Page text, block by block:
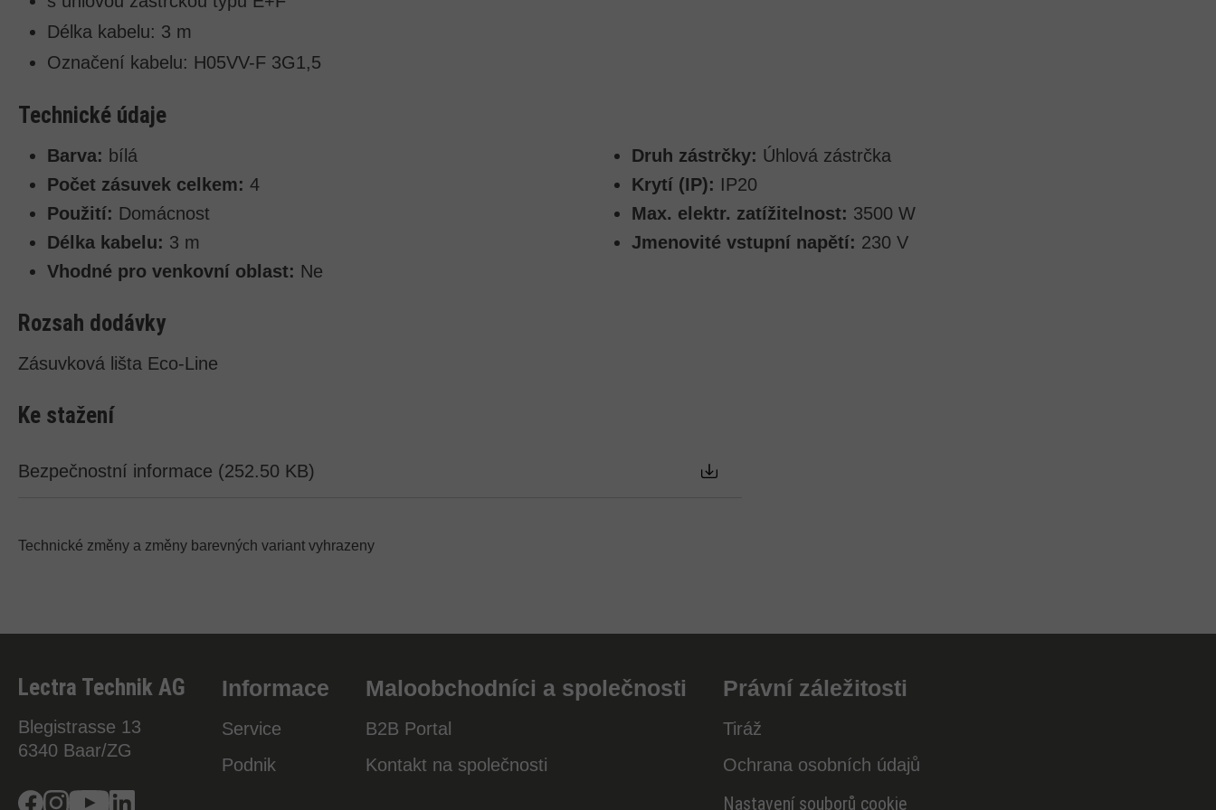
Délka kabelu: 3 m
Označení kabelu: H05VV-F 3G1,5
Technické údaje
Barva: bílá
Počet zásuvek celkem: 4
Použití: Domácnost
Délka kabelu: 3 m
Vhodné pro venkovní oblast: Ne
Druh zástrčky: Úhlová zástrčka
Krytí (IP): IP20
Max. elektr. zatížitelnost: 3500 W
Jmenovité vstupní napětí: 230 V
Rozsah dodávky
Zásuvková lišta Eco-Line
Ke stažení
Bezpečnostní informace (252.50 KB)
Technické změny a změny barevných variant vyhrazeny
Lectra Technik AG
Blegistrasse 13
6340 Baar/ZG
Facebook
Instagram
Youtube
Informace
Service
Podnik
Maloobchodníci a společnosti
B2B Portal
Kontakt na společnosti
Právní záležitosti
Tiráž
Ochrana osobních údajů
Nastavení souborů cookie